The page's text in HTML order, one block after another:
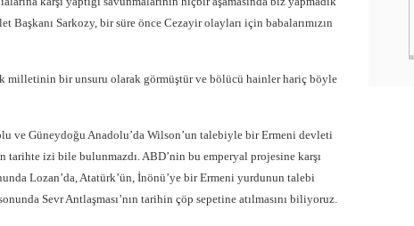
Başkanı Sarkozy, bir süre önce Cezayir olayları için babalarımızın
milletinin bir unsuru olarak görmüştür ve bölücü hainler hariç böyle
ve Güneydoğu Anadolu’da Wilson’un talebiyle bir Ermeni devleti
tarihte izi bile bulunmazdı. ABD’nin bu emperyal projesine karşı
Lozan’da, Atatürk’ün, İnönü’ye bir Ermeni yurdunun talebi
Sevr Antlaşması’nın tarihin çöp sepetine atılmasını biliyoruz.